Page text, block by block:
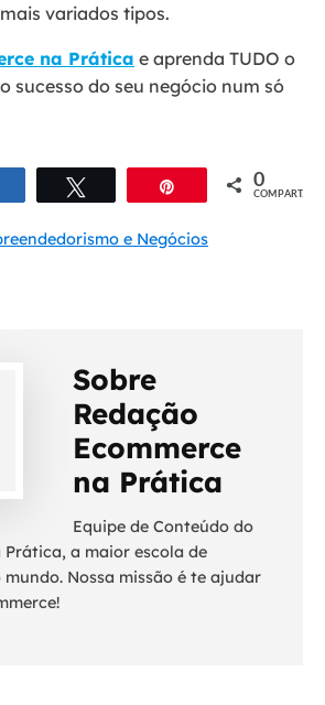
variados tipos.
na Prática e aprenda TUDO o
sucesso do seu negócio num só
Compartilhar 0
COMPART.
e Negócios
Sobre
Redação
Ecommerce
na Prática
Equipe de Conteúdo do
Prática, a maior escola de
mundo. Nossa missão é te ajudar